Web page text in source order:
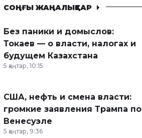
СОҢҒЫ ЖАҢАЛЫҚТАР
Без паники и домыслов:
Токаев — о власти, налогах и
будущем Казахстана
5 қаңтар, 10:15
США, нефть и смена власти:
громкие заявления Трампа по
Венесуэле
5 қаңтар, 9:36